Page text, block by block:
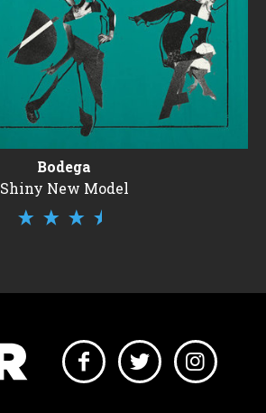
Bodega
Shiny New Model